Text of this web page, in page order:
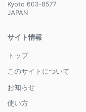
Kyoto 603-8577
JAPAN
サイト情報
トップ
このサイトについて
お知らせ
使い方